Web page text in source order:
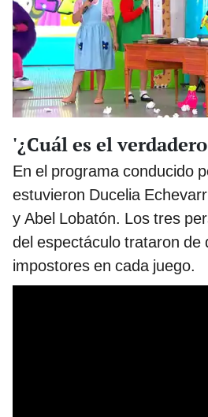
'¿Cuál es el
En el programa conducido
estuvieron Ducelia
y Abel Lobatón. Los tres
del espectáculo trataron de
impostores en cada juego.